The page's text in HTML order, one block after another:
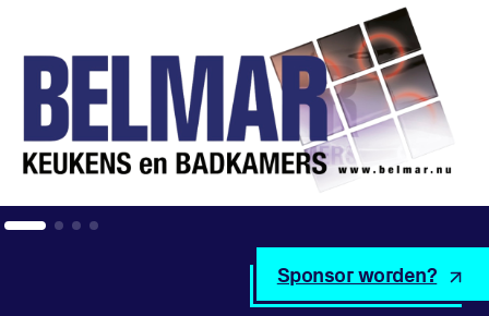
Locatie
Sportpark Reeweg
Halmaheiraplein 35
3312 GH Dordrecht
Bekijk locatie
Sponsor worden?